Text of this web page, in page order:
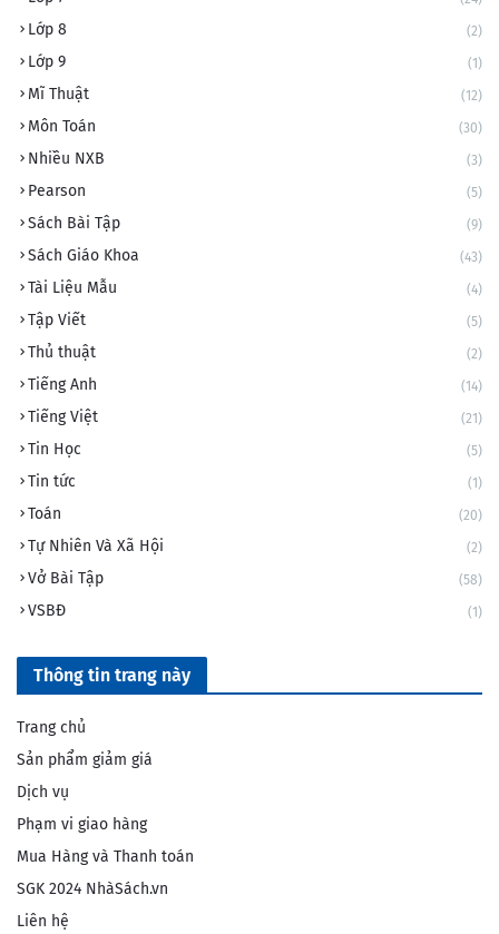
Lớp 8 (2)
Lớp 9 (1)
Mĩ Thuật (12)
Môn Toán (30)
Nhiều NXB (3)
Pearson (5)
Sách Bài Tập (9)
Sách Giáo Khoa (43)
Tài Liệu Mẫu (4)
Tập Viết (5)
Thủ thuật (2)
Tiếng Anh (14)
Tiếng Việt (21)
Tin Học (5)
Tin tức (1)
Toán (20)
Tự Nhiên Và Xã Hội (2)
Vở Bài Tập (58)
VSBĐ (1)
Thông tin trang này
Trang chủ
Sản phẩm giảm giá
Dịch vụ
Phạm vi giao hàng
Mua Hàng và Thanh toán
SGK 2024 NhàSách.vn
Liên hệ